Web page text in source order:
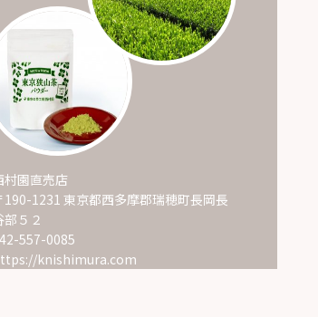
村園直売店
190-1231 東京都西多摩郡瑞穂町長岡長
部５２
557-0085
knishimura.com